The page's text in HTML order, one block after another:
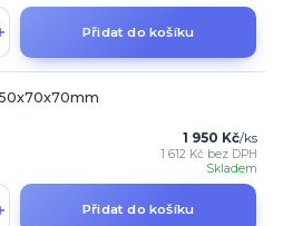
Přidat do košíku
1 950 Kč/ks
1 612 Kč bez DPH
Skladem
Přidat do košíku